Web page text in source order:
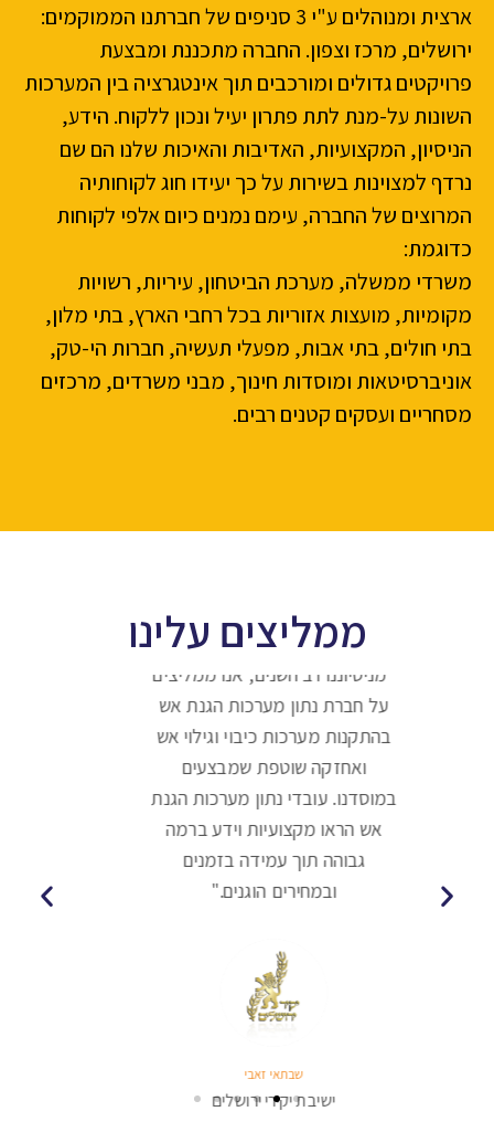
ארצית ומנוהלים ע"י 3 סניפים של חברתנו הממוקמים:
ירושלים, מרכז וצפון. החברה מתכננת ומבצעת
פרויקטים גדולים ומורכבים תוך אינטגרציה בין המערכות
השונות על-מנת לתת פתרון יעיל ונכון ללקוח. הידע,
הניסיון, המקצועיות, האדיבות והאיכות שלנו הם שם
נרדף למצוינות בשירות על כך יעידו חוג לקוחותיה
המרוצים של החברה, עימם נמנים כיום אלפי לקוחות
כדוגמת:
משרדי ממשלה, מערכת הביטחון, עיריות, רשויות
מקומיות, מועצות אזוריות בכל רחבי הארץ, בתי מלון,
בתי חולים, בתי אבות, מפעלי תעשיה, חברות הי-טק,
אוניברסיטאות ומוסדות חינוך, מבני משרדים, מרכזים
מסחריים ועסקים קטנים רבים.
ממליצים עלינו
"מניסיוננו רב השנים, אנו ממליצים
על חברת נתון מערכות הגנת אש
בהתקנות מערכות כיבוי וגילוי אש
ואחזקה שוטפת שמבצעים
במוסדנו. עובדי נתון מערכות הגנת
אש הראו מקצועיות וידע ברמה
גבוהה תוך עמידה בזמנים
ובמחירים הוגנים."
שבתאי זאבי
ישיבת יקירי ירושלים